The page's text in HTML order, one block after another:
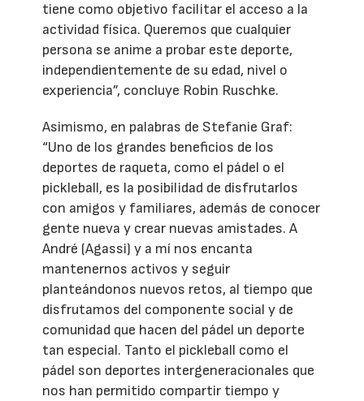
tiene como objetivo facilitar el acceso a la
actividad física. Queremos que cualquier
persona se anime a probar este deporte,
independientemente de su edad, nivel o
experiencia”, concluye Robin Ruschke.
Asimismo, en palabras de Stefanie Graf:
“Uno de los grandes beneficios de los
deportes de raqueta, como el pádel o el
pickleball, es la posibilidad de disfrutarlos
con amigos y familiares, además de conocer
gente nueva y crear nuevas amistades. A
André (Agassi) y a mí nos encanta
mantenernos activos y seguir
planteándonos nuevos retos, al tiempo que
disfrutamos del componente social y de
comunidad que hacen del pádel un deporte
tan especial. Tanto el pickleball como el
pádel son deportes intergeneracionales que
nos han permitido compartir tiempo y